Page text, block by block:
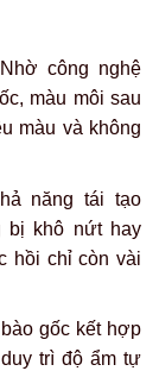
Nhờ công nghệ
màu môi sau
màu và không
năng tái tạo
bị khô nứt hay
hồi chỉ còn vài
gốc kết hợp
trì độ ẩm tự